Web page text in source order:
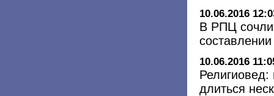
10.06.2016
В РПЦ сочли
10.06.2016
длиться